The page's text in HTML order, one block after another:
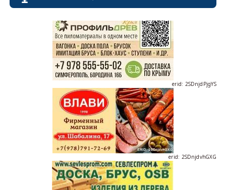
erid: 2SDnjdPjgYS
erid: 2SDnjdvhGXG